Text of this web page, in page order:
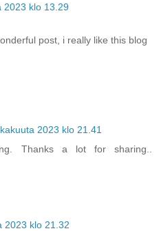
2023 klo 13.29
post, i really like this blog
2023 klo 21.41
Thanks a lot for sharing..
2023 klo 21.32